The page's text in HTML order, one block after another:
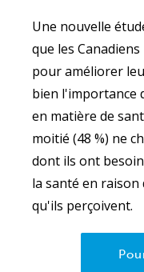
Une nouvelle
que les
pour améliorer
bien l'importance
en matière de
moitié (48 %) ne
dont ils ont
la santé en raison
qu'ils perçoivent.